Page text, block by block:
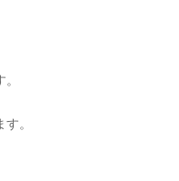
。